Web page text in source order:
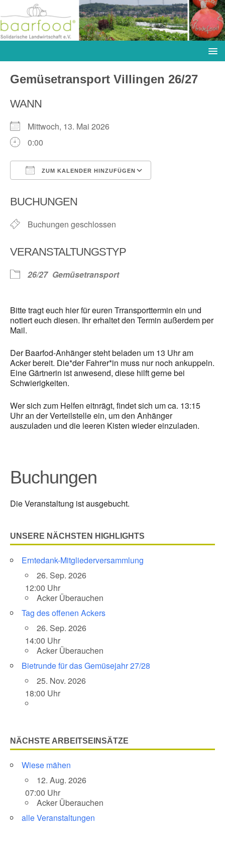
Gemüsetransport Villingen 26/27
WANN
Mittwoch, 13. Mai 2026
0:00
ZUM KALENDER HINZUFÜGEN
BUCHUNGEN
Buchungen geschlossen
VERANSTALTUNGSTYP
26/27 Gemüsetransport
Bitte tragt euch hier für euren Trransporttermin ein und
notiert euch diesen. Ihr erhaltet den Termin außerdem per
Mail.
Der Baarfod-Anhänger steht beladen um 13 Uhr am
Acker bereit. Die*der Fahrer*in muss nur noch ankuppeln.
Eine Gärtnerin ist anwesend, diese hilft gerne bei
Schwierigkeiten.
Wer sich zum Helfen eitnrägt, findet sich um ca. 13:15
Uhr an der Verteilstelle ein, um den Anhänger
auszuladen und die leeren Kisten wieder einzuladen.
Buchungen
Die Veranstaltung ist ausgebucht.
UNSERE NÄCHSTEN HIGHLIGHTS
Erntedank-Mitgliederversammlung
26. Sep. 2026
12:00 Uhr
Acker Überauchen
Tag des offenen Ackers
26. Sep. 2026
14:00 Uhr
Acker Überauchen
Bietrunde für das Gemüsejahr 27/28
25. Nov. 2026
18:00 Uhr
NÄCHSTE ARBEITSEINSÄTZE
Wiese mähen
12. Aug. 2026
07:00 Uhr
Acker Überauchen
alle Veranstaltungen